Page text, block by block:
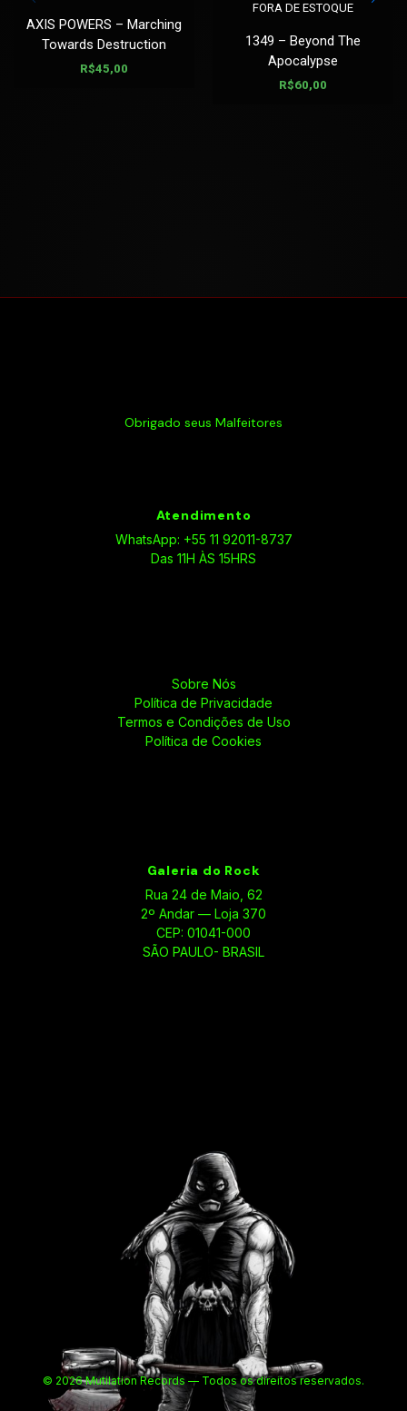
AXIS POWERS – Marching
Towards Destruction
R$45,00
FORA DE ESTOQUE
1349 – Beyond The
Apocalypse
R$60,00
Obrigado seus Malfeitores
Atendimento
WhatsApp: +55 11 92011-8737
Das 11H ÀS 15HRS
Sobre Nós
Política de Privacidade
Termos e Condições de Uso
Política de Cookies
Galeria do Rock
Rua 24 de Maio, 62
2º Andar — Loja 370
CEP: 01041-000
SÃO PAULO- BRASIL
© 2026 Mutilation Records — Todos os direitos reservados.